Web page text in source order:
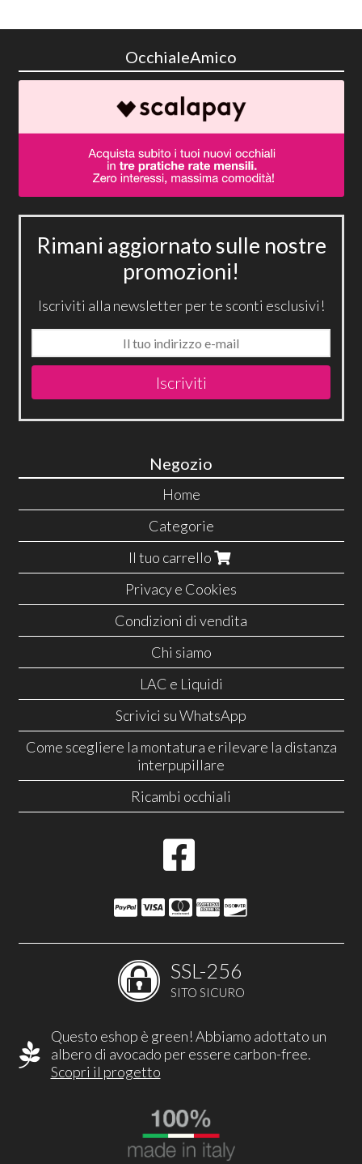
OcchialeAmico
Rimani aggiornato sulle nostre
promozioni!
Iscriviti alla newsletter per te sconti esclusivi!
Iscriviti
Negozio
Home
Categorie
Il tuo carrello
Privacy e Cookies
Condizioni di vendita
Chi siamo
LAC e Liquidi
Scrivici su WhatsApp
Come scegliere la montatura e rilevare la distanza
interpupillare
Ricambi occhiali
SSL-256
SITO SICURO
Questo eshop è green! Abbiamo adottato un
albero di avocado per essere carbon-free.
Scopri il progetto